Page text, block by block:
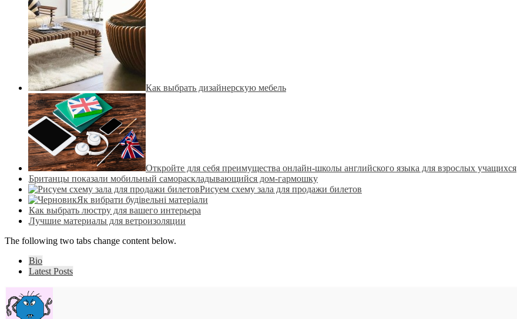
Как выбрать дизайнерскую мебель
Откройте для себя преимущества онлайн-школы английского языка для взрослых учащихся
Британцы показали мобильный самораскладывающийся дом-гармошку
Рисуем схему зала для продажи билетов
Як вибрати будівельні матеріали
Как выбрать люстру для вашего интерьера
Лучшие материалы для ветроизоляции
The following two tabs change content below.
Bio
Latest Posts